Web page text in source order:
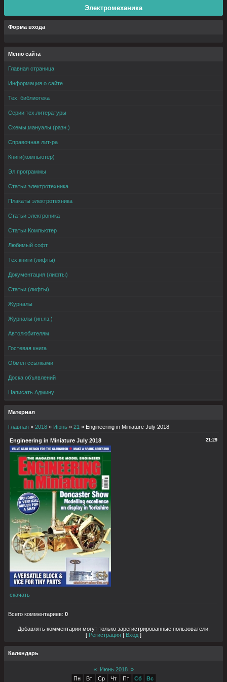
Электромеханика
Форма входа
Меню сайта
Главная страница
Информация о сайте
Тех. библиотека
Серии тех.литературы
Схемы,мануалы (разн.)
Справочная лит-ра
Книги(компьютер)
Эл.программы
Статьи электротехника
Плакаты электротехника
Статьи электроника
Статьи Компьютер
Любимый софт
Тех.книги (лифты)
Документация (лифты)
Статьи (лифты)
Журналы
Журналы (ин.яз.)
Автолюбителям
Гостевая книга
Обмен ссылками
Доска объявлений
Написать Админу
Материал
Главная » 2018 » Июнь » 21 » Engineering in Miniature July 2018
21:29
Engineering in Miniature July 2018
скачать
Всего комментариев: 0
Добавлять комментарии могут только зарегистрированные пользователи.
[ Регистрация | Вход ]
Календарь
« Июнь 2018 »
Пн
Вт Ср Чт Пт Сб Вс